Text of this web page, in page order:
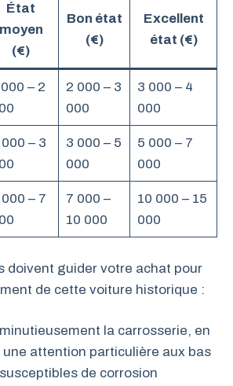
État
moyen
(€)
Bon état
(€)
Excellent
état (€)
– 2
2 000 – 3
000
3 000 – 4
000
– 3
3 000 – 5
000
5 000 – 7
000
– 7
7 000 –
10 000
10 000 – 15
000
doivent guider votre achat pour
de cette voiture historique :
la carrosserie, en
attention particulière aux bas
de corrosion